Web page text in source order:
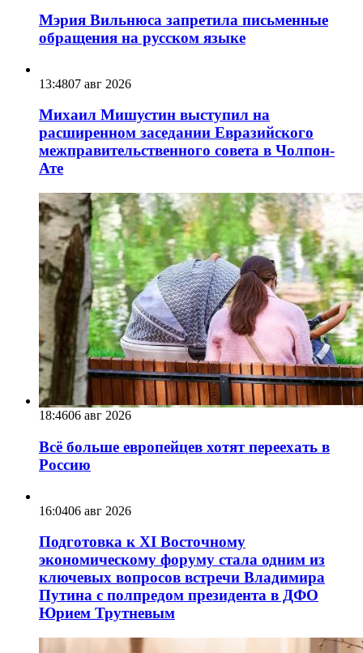
Мэрия Вильнюса запретила письменные
обращения на русском языке
13:4807 авг 2026
Михаил Мишустин выступил на
расширенном заседании Евразийского
межправительственного совета в Чолпон-
Ате
18:4606 авг 2026
Всё больше европейцев хотят переехать в
Россию
16:0406 авг 2026
Подготовка к XI Восточному
экономическому форуму стала одним из
ключевых вопросов встречи Владимира
Путина с полпредом президента в ДФО
Юрием Трутневым